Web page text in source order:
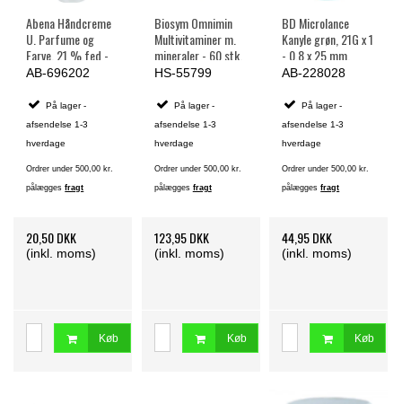
Abena Håndcreme
U. Parfume og
Farve, 21 % fed -
75 ml.
AB-696202
På lager -
afsendelse 1-3
hverdage
Ordrer under 500,00 kr.
pålæggesfragt
20,50 DKK
(inkl. moms)
Køb
Biosym Omnimin
Multivitaminer m.
mineraler - 60 stk.
HS-55799
På lager -
afsendelse 1-3
hverdage
Ordrer under 500,00 kr.
pålægges fragt
123,95 DKK
(inkl. moms)
Køb
BD Microlance
Kanyle grøn, 21G x 1
- 0,8 x 25 mm,
Steril - 100 stk.
AB-228028
På lager -
afsendelse 1-3
hverdage
Ordrer under 500,00 kr.
pålæggesfragt
44,95 DKK
(inkl. moms)
Køb